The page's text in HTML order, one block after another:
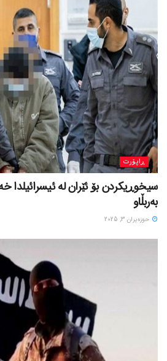
ڕاپۆرت
سیخوڕیکردن بۆ ئێران لە ئیسرائیلدا
بەربڵاو
حوزه‌یران 3, 2025